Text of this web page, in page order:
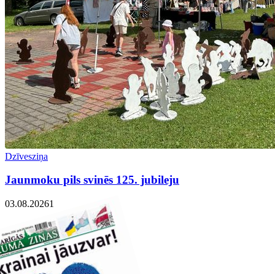
Dzīvesziņa
Jaunmoku pils svinēs 125. jubileju
03.08.20261